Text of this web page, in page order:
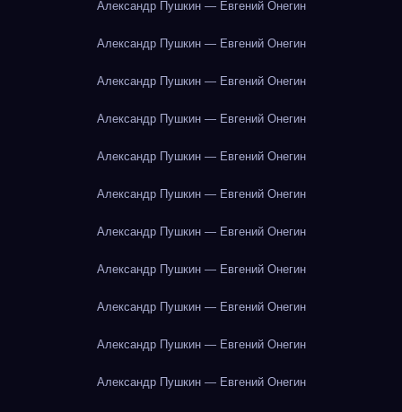
Александр Пушкин — Евгений Онегин
Александр Пушкин — Евгений Онегин
Александр Пушкин — Евгений Онегин
Александр Пушкин — Евгений Онегин
Александр Пушкин — Евгений Онегин
Александр Пушкин — Евгений Онегин
Александр Пушкин — Евгений Онегин
Александр Пушкин — Евгений Онегин
Александр Пушкин — Евгений Онегин
Александр Пушкин — Евгений Онегин
Александр Пушкин — Евгений Онегин